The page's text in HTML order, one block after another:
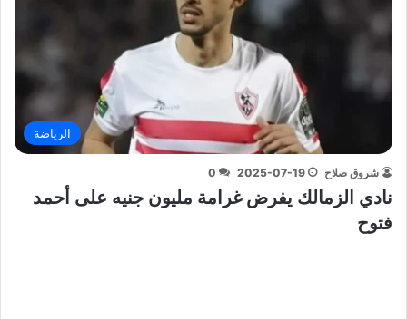
الرياضة
شروق صلاح 2025-07-19
0
نادي الزمالك يفرض غرامة مليون جنيه على أحمد
فتوح